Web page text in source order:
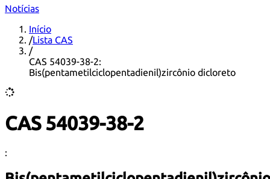
Notícias
Início
/Lista CAS
/
CAS 54039-38-2:
Bis(pentametilciclopentadienil)zircônio dicloreto
CAS 54039-38-2
: